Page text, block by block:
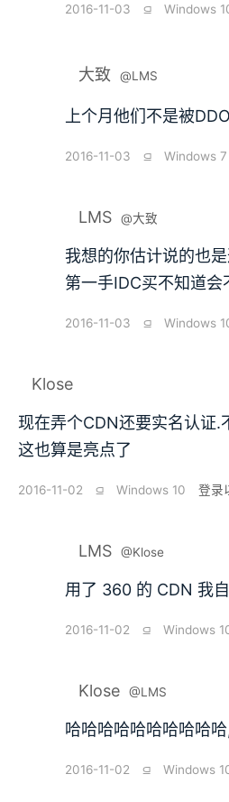
2016-11-03 ⫑ Windows
大致 @LMS
上个月他们不是被
2016-11-03 ⫑ Windows 7
LMS @大致
我想的你估计说的也
第一手IDC买不知道会
2016-11-03 ⫑ Windows
Klose
现在弄个CDN还要实名认证.
这也算是亮点了
2016-11-02 ⫑ Windows 10 登录
LMS @Klose
用了 360 的 CDN 我
2016-11-02 ⫑ Windows
Klose @LMS
哈哈哈哈哈哈哈哈哈
2016-11-02 ⫑ Windows